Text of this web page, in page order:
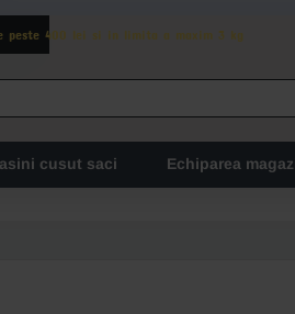
peste 400 lei si in limita a maxim 3 kg
cusut saci Echiparea